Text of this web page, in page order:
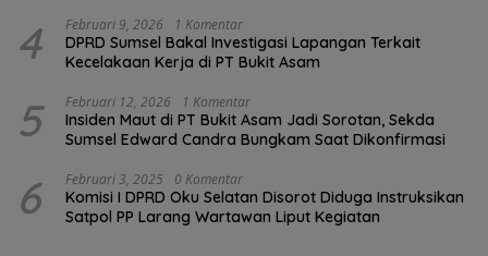
4 Februari 9, 2026 1 Komentar
DPRD Sumsel Bakal Investigasi Lapangan Terkait
Kecelakaan Kerja di PT Bukit Asam
5 Februari 12, 2026 1 Komentar
Insiden Maut di PT Bukit Asam Jadi Sorotan, Sekda
Sumsel Edward Candra Bungkam Saat Dikonfirmasi
6 Februari 3, 2025 0 Komentar
Komisi I DPRD Oku Selatan Disorot Diduga Instruksikan
Satpol PP Larang Wartawan Liput Kegiatan